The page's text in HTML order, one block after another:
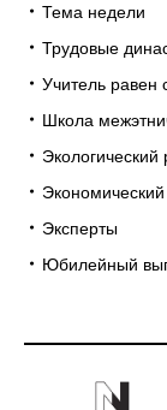
Тема недели
Трудовые
Учитель равен
Школа
Экологический
Эксперты
Юбилейный